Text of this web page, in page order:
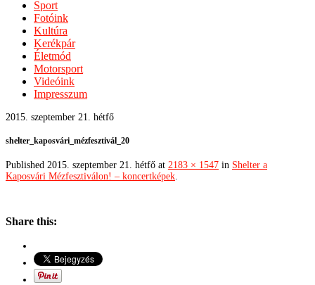
Sport
Fotóink
Kultúra
Kerékpár
Életmód
Motorsport
Videóink
Impresszum
2015. szeptember 21. hétfő
shelter_kaposvári_mézfesztivál_20
Published 2015. szeptember 21. hétfő at 2183 × 1547 in Shelter a
Kaposvári Mézfesztiválon! – koncertképek
Share this: